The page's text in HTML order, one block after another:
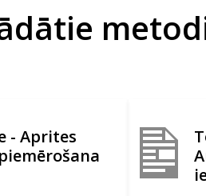
- Aprites